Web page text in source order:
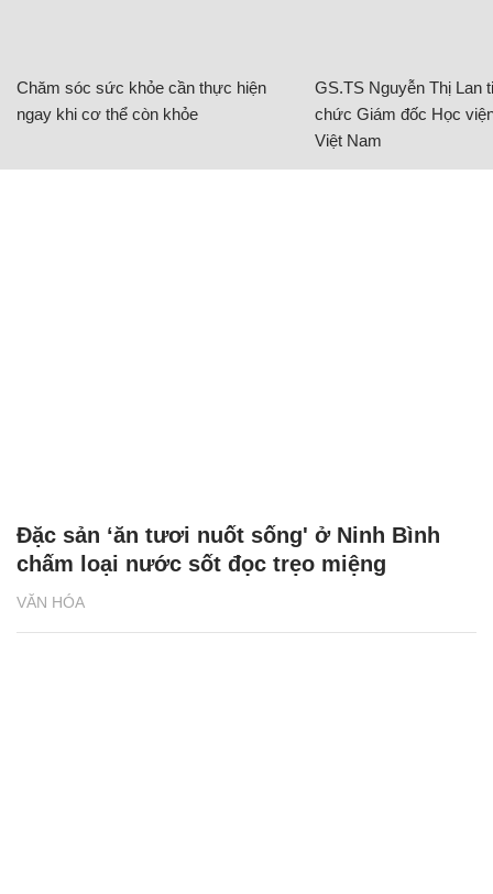
Chăm sóc sức khỏe cần thực hiện
ngay khi cơ thể còn khỏe
GS.TS Nguyễn Thị Lan
chức Giám đốc Học
Việt Nam
VĂN HÓA
Đặc sản ‘ăn tươi nuốt sống' ở Ninh Bình
chấm loại nước sốt đọc trẹo miệng